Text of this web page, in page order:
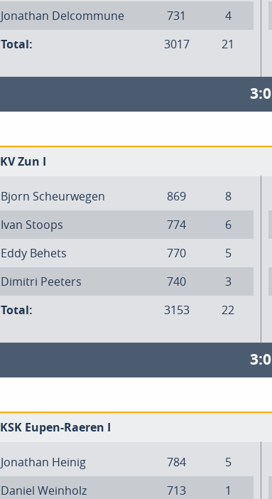
Jonathan Delcommune
731
4
Total:
3017 21
3:0
KV Zun I
Bjorn Scheurwegen 869
8
Ivan Stoops
774
6
Eddy Behets
770
5
Dimitri Peeters
740
3
Total:
3153 22
3:0
KSK Eupen-Raeren I
Jonathan Heinig 784
5
Daniel Weinholz
713
1